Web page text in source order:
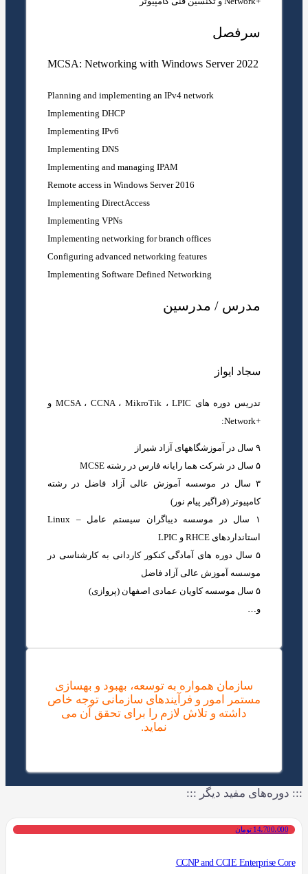
سرفصل
MCSA: Networking with Windows Server 2022
Planning and implementing an IPv4 network
Implementing DHCP
Implementing IPv6
Implementing DNS
Implementing and managing IPAM
Remote access in Windows Server 2016
Implementing DirectAccess
Implementing VPNs
Implementing networking for branch offices
Configuring advanced networking features
Implementing Software Defined Networking
مدرس / مدرسین
سجاد ایواز
تدریس دوره های MCSA ، CCNA ، MikroTik ، LPIC و
+Network:
۹ سال در آموزشگاههای آزاد شیراز
۵ سال در شرکت هما رایانه فارس در رشته MCSE
۳ سال در موسسه آموزش عالی آزاد فاضل در رشته
کامپیوتر (فراگیر پیام نور)
۱ سال در موسسه دیباگران سیستم عامل – Linux
استانداردهای RHCE و LPIC
۵ سال دوره های آمادگی کنکور کاردانی به کارشناسی در
موسسه آموزش عالی آزاد فاضل
۵ سال موسسه کاویان عمادی اصفهان (پروازی)
و…
سازمان همواره به توسعه، بهبود و بهسازی
مستمر امور و فرآیندهای سازمانی توجه خاص
داشته و تلاش لازم را برای تحقق آن می
نماید.
::: دوره‌های مفید دیگر :::
14،700،000 تومان
CCNP and CCIE Enterprise Core